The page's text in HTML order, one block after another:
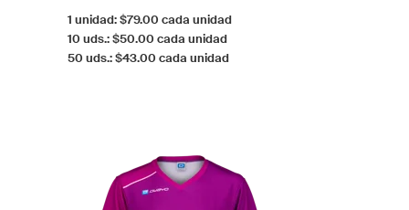
1 unidad: $79.00 cada unidad
10 uds.: $50.00 cada unidad
50 uds.: $43.00 cada unidad